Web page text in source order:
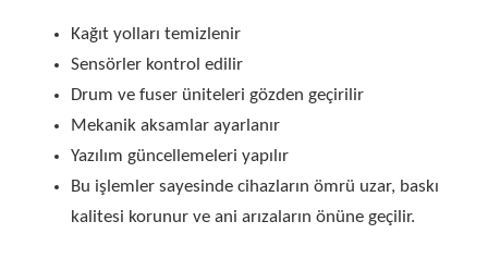
Kağıt yolları temizlenir
Sensörler kontrol edilir
Drum ve fuser üniteleri gözden geçirilir
Mekanik aksamlar ayarlanır
Yazılım güncellemeleri yapılır
Bu işlemler sayesinde cihazların ömrü uzar, baskı
kalitesi korunur ve ani arızaların önüne geçilir.